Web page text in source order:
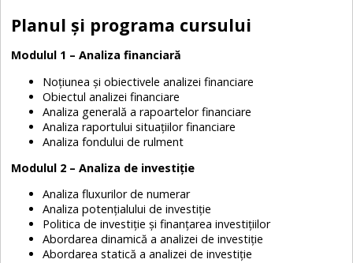
Planul și programa cursului
Modulul 1 – Analiza financiară
Noțiunea și obiectivele analizei financiare
Obiectul analizei financiare
Analiza generală a rapoartelor financiare
Analiza raportului situațiilor financiare
Analiza fondului de rulment
Modulul 2 – Analiza de investiție
Analiza fluxurilor de numerar
Analiza potențialului de investiție
Politica de investiție și finanțarea investițiilor
Abordarea dinamică a analizei de investiție
Abordarea statică a analizei de investiție